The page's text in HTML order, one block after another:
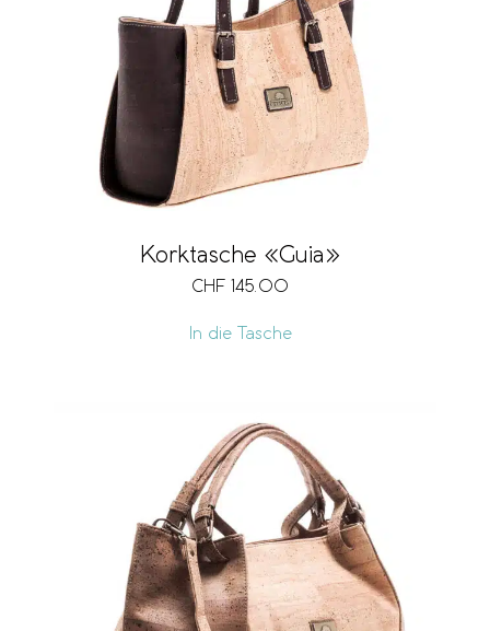
Korktasche «Guia»
CHF 145.00
In die Tasche